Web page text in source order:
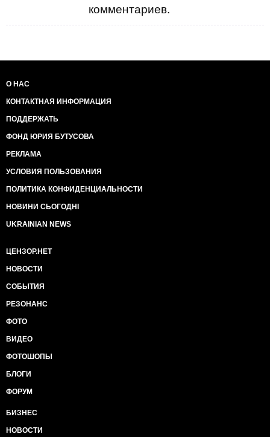
комментариев.
О НАС
КОНТАКТНАЯ ИНФОРМАЦИЯ
ПОДДЕРЖАТЬ
ФОНД ЮРИЯ БУТУСОВА
РЕКЛАМА
УСЛОВИЯ ПОЛЬЗОВАНИЯ
ПОЛИТИКА КОНФИДЕНЦИАЛЬНОСТИ
НОВИНИ СЬОГОДНІ
UKRAINIAN NEWS
ЦЕНЗОР.НЕТ
НОВОСТИ
СОБЫТИЯ
РЕЗОНАНС
ФОТО
ВИДЕО
ФОТОШОПЫ
БЛОГИ
ФОРУМ
БИЗНЕС
НОВОСТИ